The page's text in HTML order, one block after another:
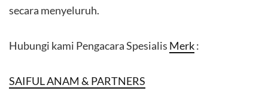
secara menyeluruh.
Hubungi kami Pengacara Spesialis Merk:
SAIFUL ANAM & PARTNERS